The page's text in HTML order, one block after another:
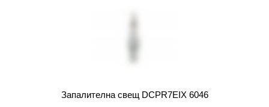
Запалителна свещ DCPR7EIX 6046